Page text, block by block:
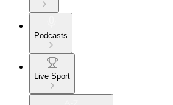
Podcasts
Live Sport